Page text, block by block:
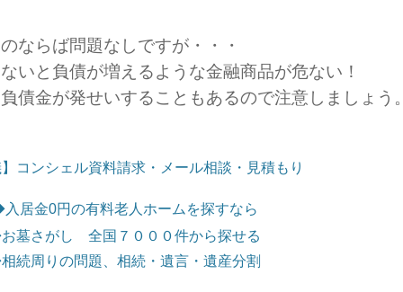
ならば問題なしですが・・・
いと負債が増えるような金融商品が危ない！
債金が発せいすることもあるので注意しましょう。
コンシェル資料請求・メール相談・見積もり
入居金0円の有料老人ホームを探すなら
墓さがし 全国７０００件から探せる
続周りの問題、相続・遺言・遺産分割